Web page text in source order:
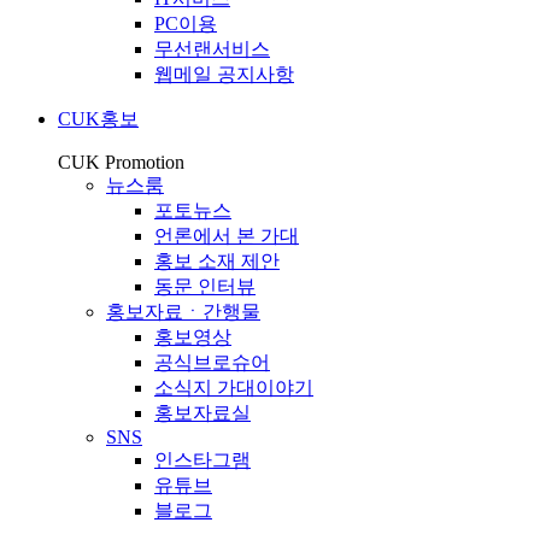
PC이용
무선랜서비스
웹메일 공지사항
CUK홍보
CUK Promotion
뉴스룸
포토뉴스
언론에서 본 가대
홍보 소재 제안
동문 인터뷰
홍보자료ㆍ간행물
홍보영상
공식브로슈어
소식지 가대이야기
홍보자료실
SNS
인스타그램
유튜브
블로그